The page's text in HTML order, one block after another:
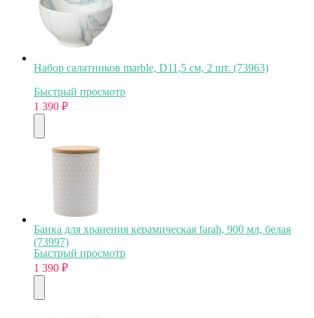
Набор салатников marble, D11,5 см, 2 шт. (73963)
Быстрый просмотр
1 390 ₽
Банка для хранения керамическая farah, 900 мл, белая
(73997)
Быстрый просмотр
1 390 ₽